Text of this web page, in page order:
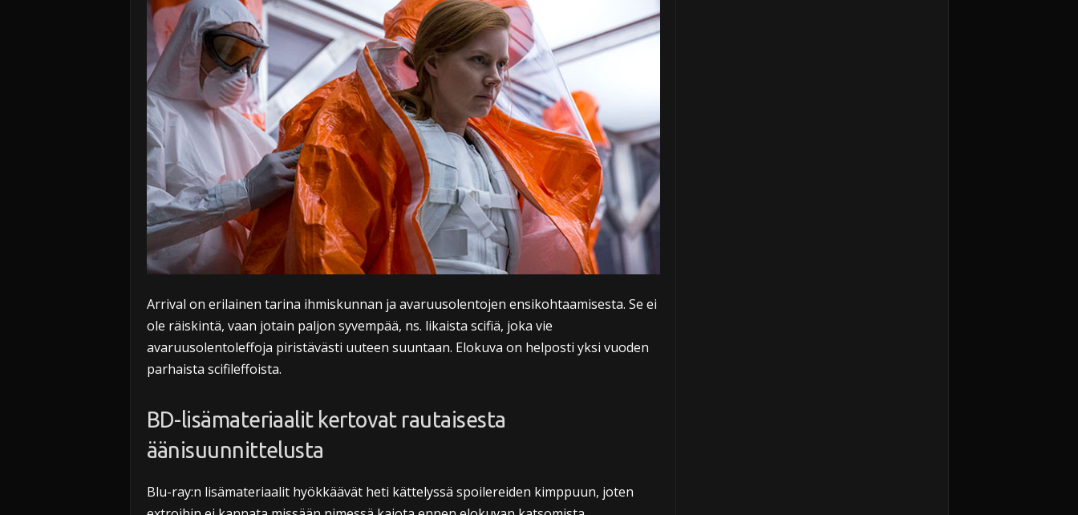
Arrival on erilainen tarina ihmiskunnan ja avaruusolentojen ensikohtaamisesta. Se ei
ole räiskintä, vaan jotain paljon syvempää, ns. likaista scifiä, joka vie
avaruusolentoleffoja piristävästi uuteen suuntaan. Elokuva on helposti yksi vuoden
parhaista scifileffoista.
BD-lisämateriaalit kertovat rautaisesta
äänisuunnittelusta
Blu-ray:n lisämateriaalit hyökkäävät heti kättelyssä spoilereiden kimppuun, joten